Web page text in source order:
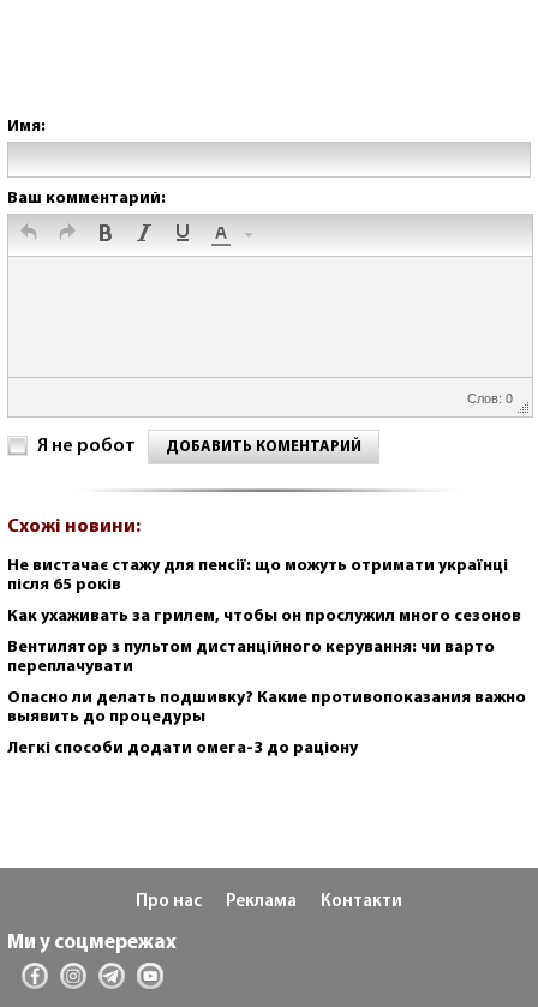
Имя:
Ваш комментарий:
Слов: 0
Я не робот ДОБАВИТЬ КОМЕНТАРИЙ
Схожі новини:
Не вистачає стажу для пенсії: що можуть отримати українці
після 65 років
Как ухаживать за грилем, чтобы он прослужил много сезонов
Вентилятор з пультом дистанційного керування: чи варто
переплачувати
Опасно ли делать подшивку? Какие противопоказания важно
выявить до процедуры
Легкі способи додати омега-3 до раціону
Про нас Реклама Контакти
Ми у соцмережах